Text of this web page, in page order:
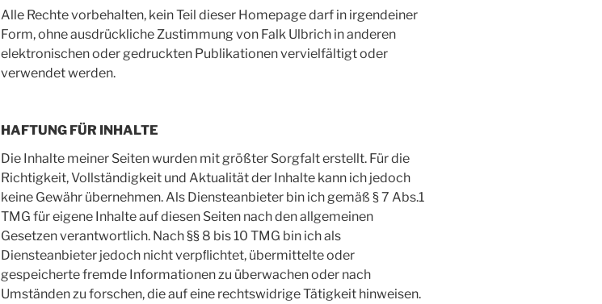
Alle Rechte vorbehalten, kein Teil dieser Homepage darf in irgendeiner
Form, ohne ausdrückliche Zustimmung von Falk Ulbrich in anderen
elektronischen oder gedruckten Publikationen vervielfältigt oder
verwendet werden.
HAFTUNG FÜR INHALTE
Die Inhalte meiner Seiten wurden mit größter Sorgfalt erstellt. Für die
Richtigkeit, Vollständigkeit und Aktualität der Inhalte kann ich jedoch
keine Gewähr übernehmen. Als Diensteanbieter bin ich gemäß § 7 Abs.1
TMG für eigene Inhalte auf diesen Seiten nach den allgemeinen
Gesetzen verantwortlich. Nach §§ 8 bis 10 TMG bin ich als
Diensteanbieter jedoch nicht verpﬂichtet, übermittelte oder
gespeicherte fremde Informationen zu überwachen oder nach
Umständen zu forschen, die auf eine rechtswidrige Tätigkeit hinweisen.